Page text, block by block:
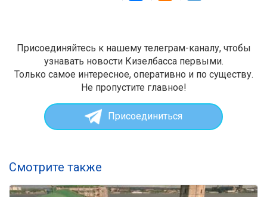
Присоединяйтесь к нашему телеграм-каналу, чтобы
узнавать новости Кизелбасса первыми.
Только самое интересное, оперативно и по существу.
Не пропустите главное!
Присоединиться
Смотрите также